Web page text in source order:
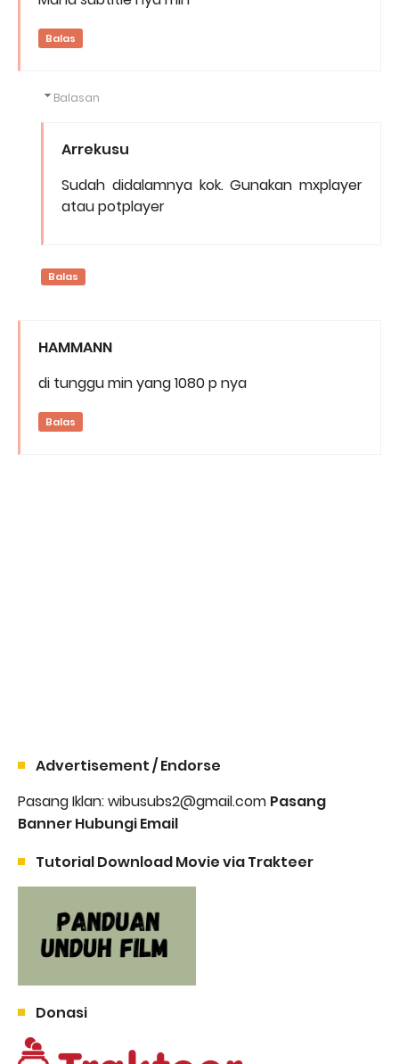
Balas
Balasan
Arrekusu
Sudah didalamnya kok. Gunakan mxplayer
atau potplayer
Balas
HAMMANN
di tunggu min yang 1080 p nya
Balas
Advertisement / Endorse
Pasang Iklan: wibusubs2@gmail.com Pasang
Banner Hubungi Email
Tutorial Download Movie via Trakteer
Donasi